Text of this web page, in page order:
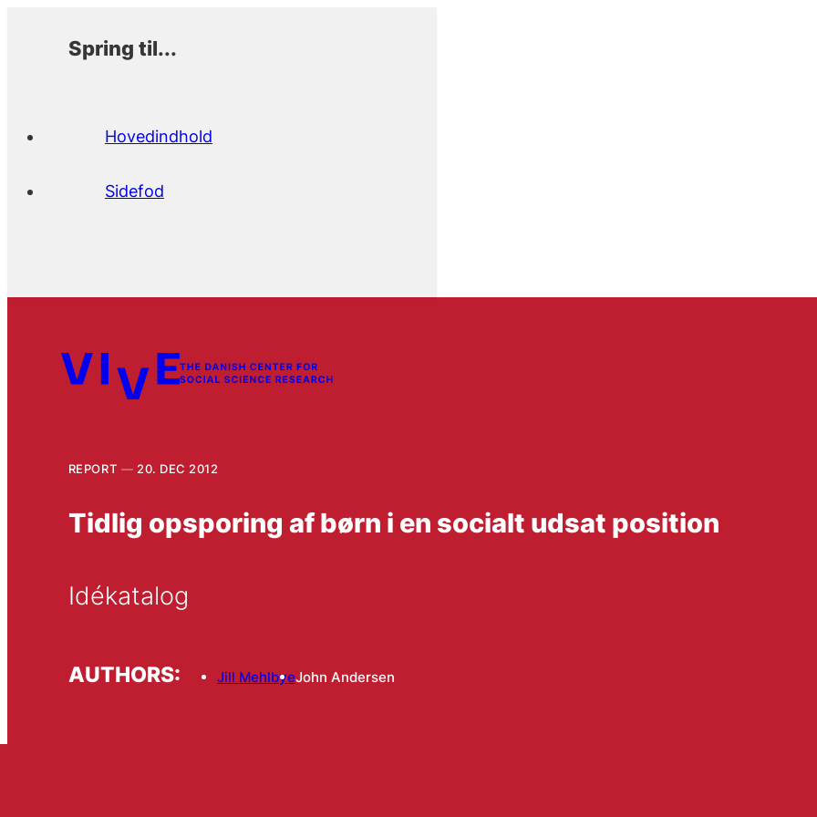
Spring til...
Hovedindhold
Sidefod
REPORT 20. DEC 2012
Tidlig opsporing af børn i en socialt udsat position
Idékatalog
AUTHORS: Jill MehlbyeJohn Andersen